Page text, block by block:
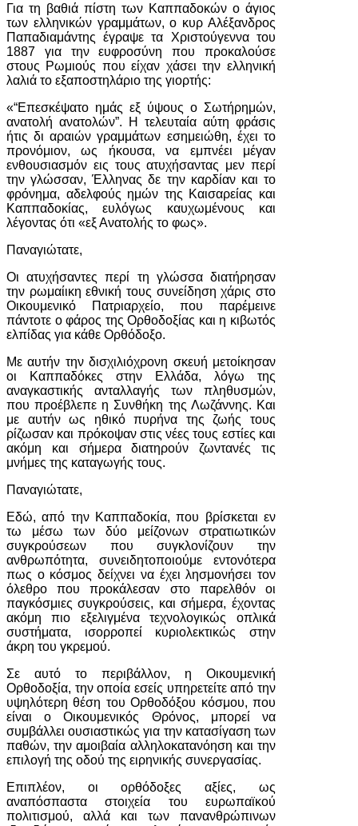
Για τη βαθιά πίστη των Καππαδοκών ο άγιος
των ελληνικών γραμμάτων, ο κυρ Αλέξανδρος
Παπαδιαμάντης έγραψε τα Χριστούγεννα του
1887 για την ευφροσύνη που προκαλούσε
στους Ρωμιούς που είχαν χάσει την ελληνική
λαλιά το εξαποστηλάριο της γιορτής:
«“Επεσκέψατο ημάς εξ ύψους ο Σωτήρημών,
ανατολή ανατολών”. Η τελευταία αύτη φράσις
ήτις δι αραιών γραμμάτων εσημειώθη, έχει το
προνόμιον, ως ήκουσα, να εμπνέει μέγαν
ενθουσιασμόν εις τους ατυχήσαντας μεν περί
την γλώσσαν, Έλληνας δε την καρδίαν και το
φρόνημα, αδελφούς ημών της Καισαρείας και
Καππαδοκίας, ευλόγως καυχωμένους και
λέγοντας ότι «εξ Ανατολής το φως».
Παναγιώτατε,
Οι ατυχήσαντες περί τη γλώσσα διατήρησαν
την ρωμαίικη εθνική τους συνείδηση χάρις στο
Οικουμενικό Πατριαρχείο, που παρέμεινε
πάντοτε ο φάρος της Ορθοδοξίας και η κιβωτός
ελπίδας για κάθε Ορθόδοξο.
Με αυτήν την δισχιλιόχρονη σκευή μετοίκησαν
οι Καππαδόκες στην Ελλάδα, λόγω της
αναγκαστικής ανταλλαγής των πληθυσμών,
που προέβλεπε η Συνθήκη της Λωζάννης. Και
με αυτήν ως ηθικό πυρήνα της ζωής τους
ρίζωσαν και πρόκοψαν στις νέες τους εστίες και
ακόμη και σήμερα διατηρούν ζωντανές τις
μνήμες της καταγωγής τους.
Παναγιώτατε,
Εδώ, από την Καππαδοκία, που βρίσκεται εν
τω μέσω των δύο μείζονων στρατιωτικών
συγκρούσεων που συγκλονίζουν την
ανθρωπότητα, συνειδητοποιούμε εντονότερα
πως ο κόσμος δείχνει να έχει λησμονήσει τον
όλεθρο που προκάλεσαν στο παρελθόν οι
παγκόσμιες συγκρούσεις, και σήμερα, έχοντας
ακόμη πιο εξελιγμένα τεχνολογικώς οπλικά
συστήματα, ισορροπεί κυριολεκτικώς στην
άκρη του γκρεμού.
Σε αυτό το περιβάλλον, η Οικουμενική
Ορθοδοξία, την οποία εσείς υπηρετείτε από την
υψηλότερη θέση του Ορθοδόξου κόσμου, που
είναι ο Οικουμενικός Θρόνος, μπορεί να
συμβάλλει ουσιαστικώς για την κατασίγαση των
παθών, την αμοιβαία αλληλοκατανόηση και την
επιλογή της οδού της ειρηνικής συνεργασίας.
Επιπλέον, οι ορθόδοξες αξίες, ως
αναπόσπαστα στοιχεία του ευρωπαϊκού
πολιτισμού, αλλά και των πανανθρώπινων